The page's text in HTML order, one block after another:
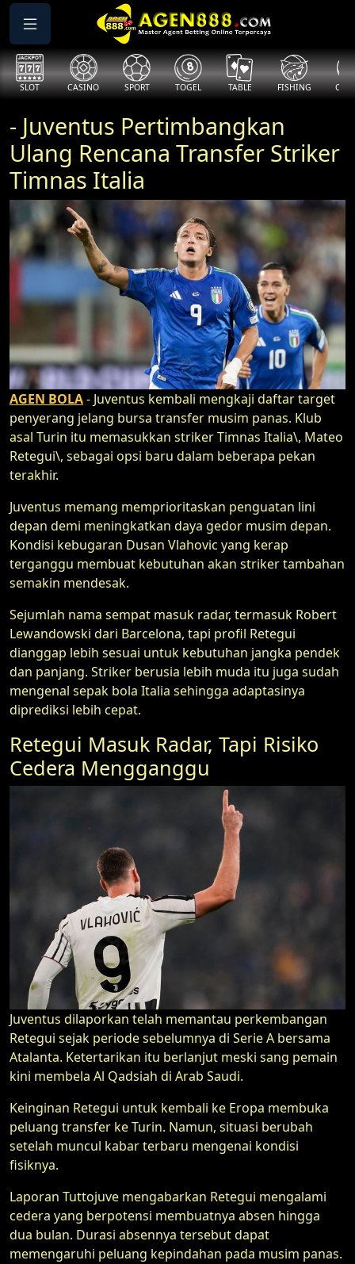
SLOT CASINO SPORT TOGEL TABLE FISHING
- Juventus Pertimbangkan
Ulang Rencana Transfer Striker
Timnas Italia
AGEN BOLA- Juventus kembali mengkaji daftar target
penyerang jelang bursa transfer musim panas. Klub
asal Turin itu memasukkan striker Timnas Italia\, Mateo
Retegui\, sebagai opsi baru dalam beberapa pekan
terakhir.
Juventus memang memprioritaskan penguatan lini
depan demi meningkatkan daya gedor musim depan.
Kondisi kebugaran Dusan Vlahovic yang kerap
terganggu membuat kebutuhan akan striker tambahan
semakin mendesak.
Sejumlah nama sempat masuk radar, termasuk Robert
Lewandowski dari Barcelona, tapi profil Retegui
dianggap lebih sesuai untuk kebutuhan jangka pendek
dan panjang. Striker berusia lebih muda itu juga sudah
mengenal sepak bola Italia sehingga adaptasinya
diprediksi lebih cepat.
Retegui Masuk Radar, Tapi Risiko
Cedera Mengganggu
Juventus dilaporkan telah memantau perkembangan
Retegui sejak periode sebelumnya di Serie A bersama
Atalanta. Ketertarikan itu berlanjut meski sang pemain
kini membela Al Qadsiah di Arab Saudi.
Keinginan Retegui untuk kembali ke Eropa membuka
peluang transfer ke Turin. Namun, situasi berubah
setelah muncul kabar terbaru mengenai kondisi
fisiknya.
Laporan Tuttojuve mengabarkan Retegui mengalami
cedera yang berpotensi membuatnya absen hingga
dua bulan. Durasi absennya tersebut dapat
memengaruhi peluang kepindahan pada musim panas.